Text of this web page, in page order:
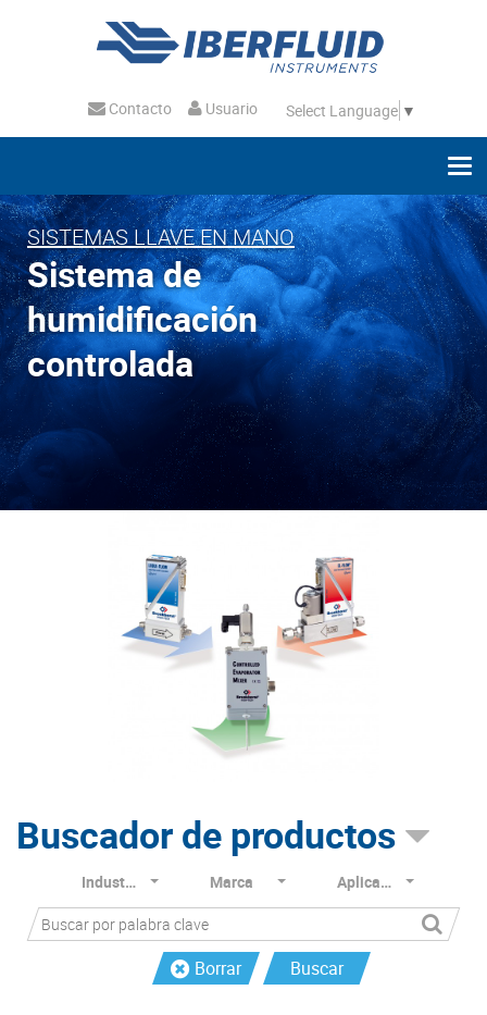
Contacto Usuario Select Language ▼
SISTEMAS LLAVE EN MANO
Sistema de
humidificación
controlada
Buscador de productos
Industria Marca Aplicación
Borrar Buscar